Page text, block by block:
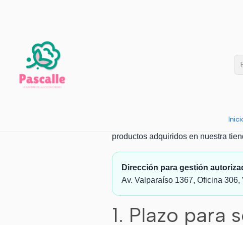
Pascalle.cl.
productos adquiridos en nuestra
Dirección para gestión
Av. Valparaíso 1367, Oficina 306,
1. Plazo para